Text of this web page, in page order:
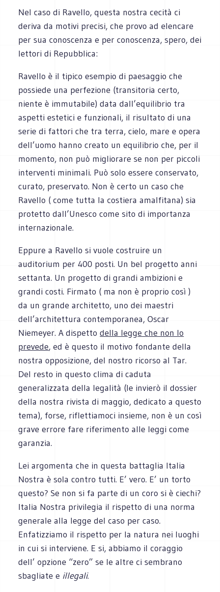
Nel caso di Ravello, questa nostra cecità ci
deriva da motivi precisi, che provo ad elencare
per sua conoscenza e per conoscenza, spero, dei
lettori di Repubblica:
Ravello è il tipico esempio di paesaggio che
possiede una perfezione (transitoria certo,
niente è immutabile) data dall’equilibrio tra
aspetti estetici e funzionali, il risultato di una
serie di fattori che tra terra, cielo, mare e opera
dell’uomo hanno creato un equilibrio che, per il
momento, non può migliorare se non per piccoli
interventi minimali. Può solo essere conservato,
curato, preservato. Non è certo un caso che
Ravello ( come tutta la costiera amalfitana) sia
protetto dall’Unesco come sito di importanza
internazionale.
Eppure a Ravello si vuole costruire un
auditorium per 400 posti. Un bel progetto anni
settanta. Un progetto di grandi ambizioni e
grandi costi. Firmato ( ma non è proprio così )
da un grande architetto, uno dei maestri
dell’architettura contemporanea, Oscar
Niemeyer. A dispettodella legge che non lo
prevede, ed è questo il motivo fondante della
nostra opposizione, del nostro ricorso al Tar.
Del resto in questo clima di caduta
generalizzata della legalità (le invierò il dossier
della nostra rivista di maggio, dedicato a questo
tema), forse, riflettiamoci insieme, non è un così
grave errore fare riferimento alle leggi come
garanzia.
Lei argomenta che in questa battaglia Italia
Nostra è sola contro tutti. E’ vero. E’ un torto
questo? Se non si fa parte di un coro si è ciechi?
Italia Nostra privilegia il rispetto di una norma
generale alla legge del caso per caso.
Enfatizziamo il rispetto per la natura nei luoghi
in cui si interviene. E si, abbiamo il coraggio
dell’ opzione “zero” se le altre ci sembrano
sbagliate e illegali.